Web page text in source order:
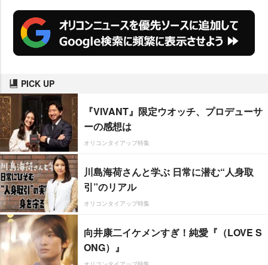
PICK UP
『VIVANT』限定ウオッチ、プロデューサ
ーの感想は
オリコンタイアップ特集
川島海荷さんと学ぶ 日常に潜む“人身取
引”のリアル
オリコンタイアップ特集
向井康二イケメンすぎ！純愛『（LOVE S
ONG）』